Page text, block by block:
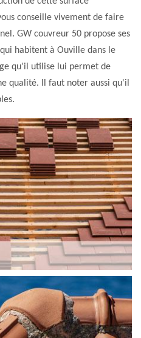
conseille vivement de faire
GW couvreur 50 propose ses
habitent à Ouville dans le
qu'il utilise lui permet de
qualité. Il faut noter aussi qu'il